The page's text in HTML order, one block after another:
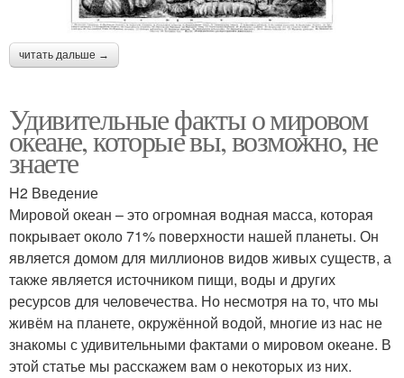
читать дальше →
Удивительные факты о мировом
океане, которые вы, возможно, не
знаете
H2 Введение
Мировой океан – это огромная водная масса, которая
покрывает около 71% поверхности нашей планеты. Он
является домом для миллионов видов живых существ, а
также является источником пищи, воды и других
ресурсов для человечества. Но несмотря на то, что мы
живём на планете, окружённой водой, многие из нас не
знакомы с удивительными фактами о мировом океане. В
этой статье мы расскажем вам о некоторых из них.